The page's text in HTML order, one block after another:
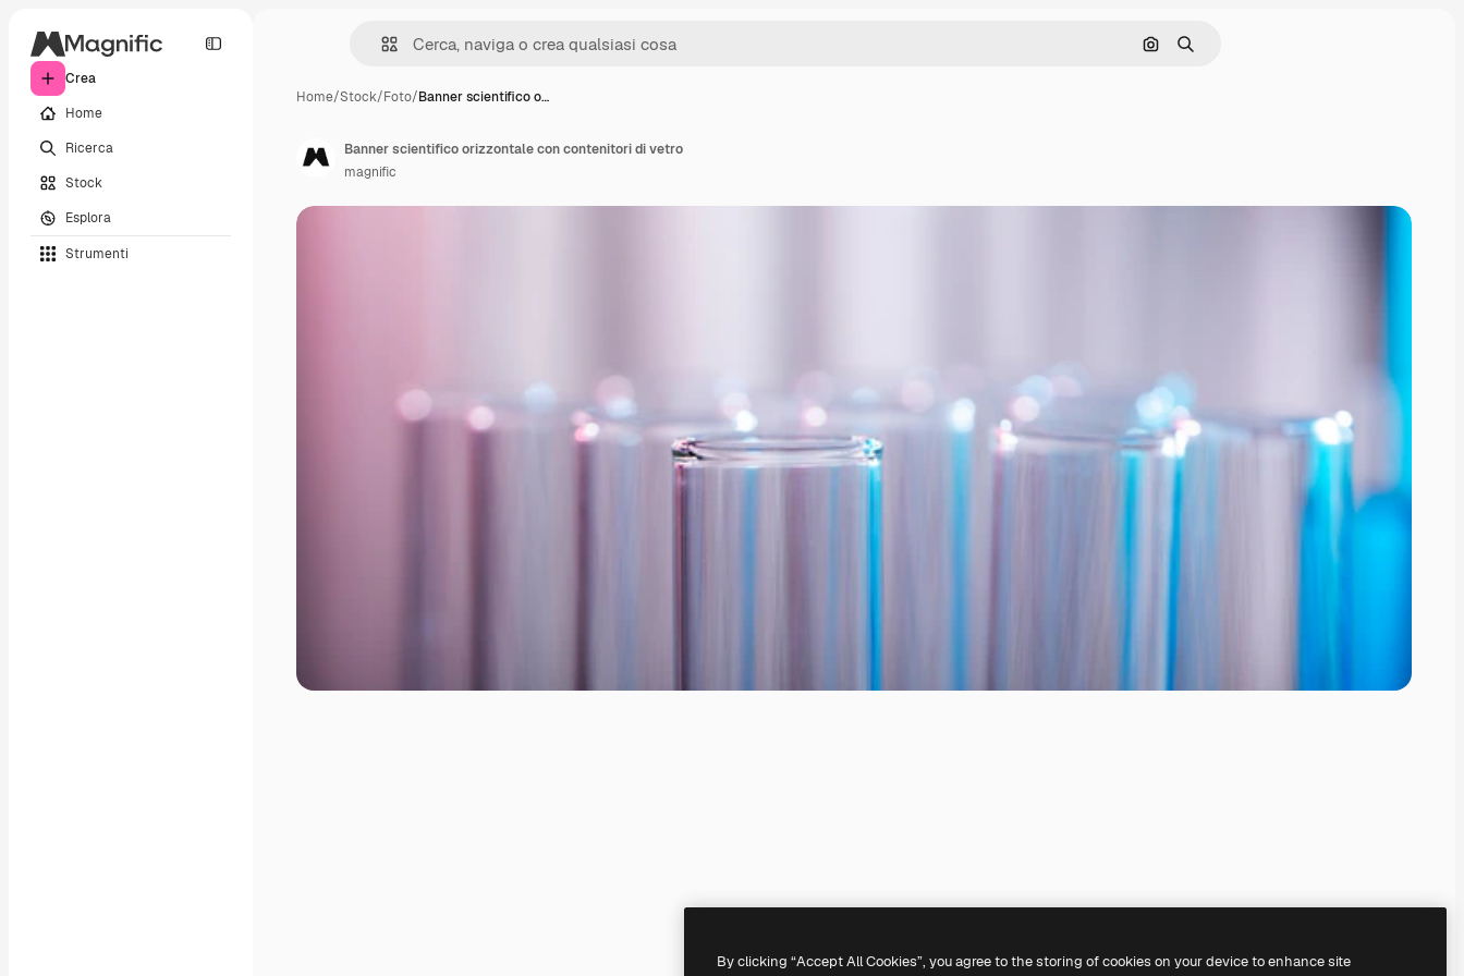
Crea
Home
Ricerca
Stock
Esplora
Strumenti
Cerca per immagine
Ricerca
Home/Stock/Foto/Banner scientifico o…
Banner scientifico orizzontale con contenitori di vetro
magnific
By clicking “Accept All Cookies”, you agree to the storing of cookies on your device to enhance site